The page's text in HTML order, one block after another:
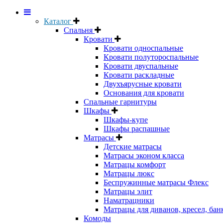
Каталог
Спальня
Кровати
Кровати односпальные
Кровати полутороспальные
Кровати двуспальные
Кровати раскладные
Двухъярусные кровати
Основания для кровати
Спальные гарнитуры
Шкафы
Шкафы-купе
Шкафы распашные
Матрасы
Детские матрасы
Матрасы эконом класса
Матрацы комфорт
Матрацы люкс
Беспружинные матрасы Флекс
Матрацы элит
Наматрацники
Матрацы для диванов, кресел,
Комоды